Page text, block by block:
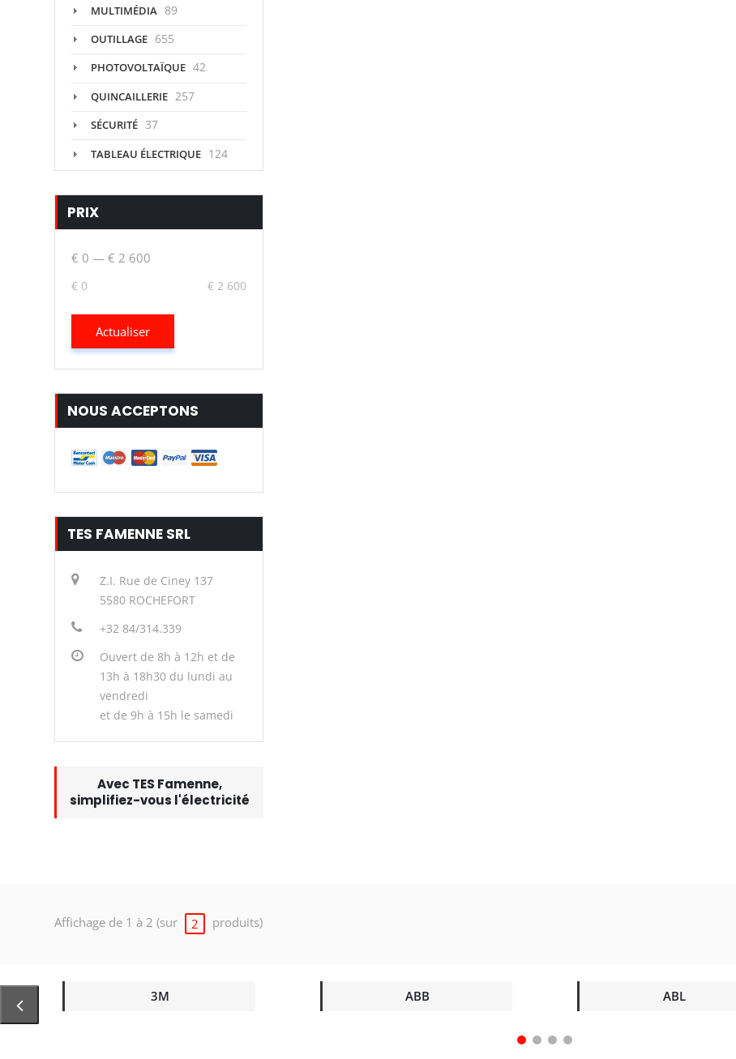
MULTIMÉDIA 89
OUTILLAGE 655
PHOTOVOLTAÏQUE 42
QUINCAILLERIE 257
SÉCURITÉ 37
TABLEAU ÉLECTRIQUE 124
PRIX
€ 0 — € 2 600
€ 0 € 2 600
Actualiser
NOUS ACCEPTONS
TES FAMENNE SRL
Z.I. Rue de Ciney 137
5580 ROCHEFORT
+32 84/314.339
Ouvert de 8h à 12h et de
13h à 18h30 du lundi au
vendredi
et de 9h à 15h le samedi
Avec TES Famenne,
simplifiez-vous l'électricité
Affichage de 1 à 2 (sur 2 produits)
3M ABB ABL